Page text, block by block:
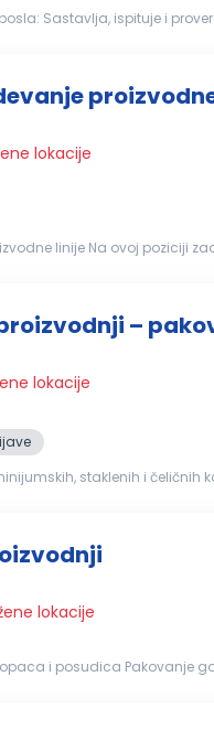
lokacije
...Operater za snabdevanje
–
lokacije
staklenih i čeličnih
lokacije
i posudica Pakovanje gotovog proizvoda